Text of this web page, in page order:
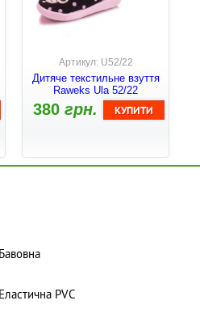
Артикул: U52/22
Дитяче текстильне взуття
Raweks Ula 52/22
380грн.
Бавовна
Еластична PVC